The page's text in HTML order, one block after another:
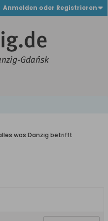
Anmelden oder Registrieren
was Danzig betrifft